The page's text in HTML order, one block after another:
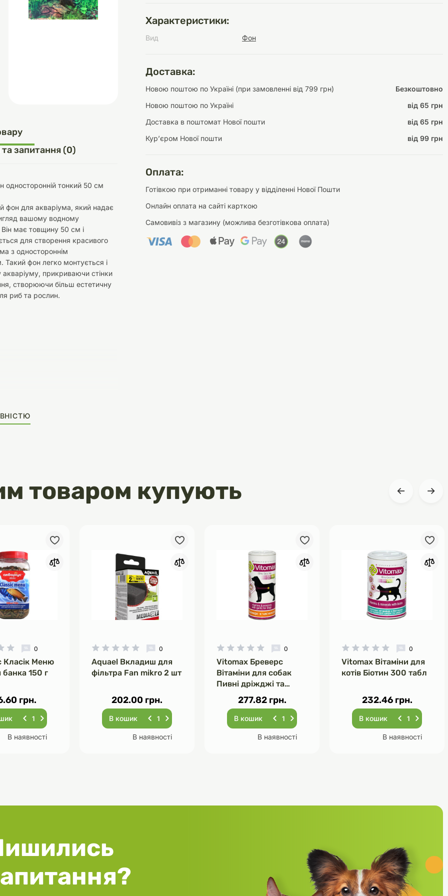
Переноски
та аскесуари
Інструменти для
догляду
Засоби для догляду
Аксесуари
Характеристики:
Вид Фон
Доставка:
Новою поштою по Україні (при замовленні від 799 грн)
Безкоштовно
Новою поштою по Україні
від 65 грн
Доставка в поштомат Нової пошти
від 65 грн
Курʼєром Нової пошти
від 99 грн
Оплата:
Готівкою при отриманні товару у відділенні Нової Пошти
Онлайн оплата на сайті карткою
Самовивіз з магазину (можлива безготівкова оплата)
та запитання (0)
односторонній тонкий 50 cм
фон для акваріума, який надає
вашому водному
має товщину 50 см і
для створення красивого
з одностороннім
Такий фон легко монтується і
прикриваючи стінки
створюючи більш естетичну
риб та рослин.
товаром купують
0
Класік Меню
150 г
грн.
В наявності
0
Aquael Вкладиш для
фільтра Fan mikro 2 шт
202.00 грн.
В кошик
В наявності
0
Vitomax Бреверс
Вітаміни для собак
Пивні дріжджі та
Часник 120 табл
277.82 грн.
В кошик
В наявності
0
Vitomax Вітаміни для
котів Біотин 300 табл
232.46 грн.
В кошик
В наявності